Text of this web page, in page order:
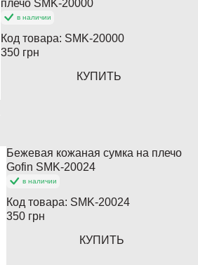
плечо SMK-20000
в наличии
Код товара: SMK-20000
350 грн
КУПИТЬ
Бежевая кожаная сумка на плечо
Gofin SMK-20024
в наличии
Код товара: SMK-20024
350 грн
КУПИТЬ